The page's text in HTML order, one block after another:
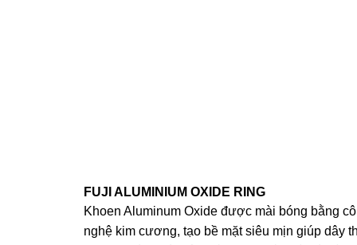
FUJI ALUMINIUM OXIDE RING
Khoen Aluminum Oxide được mài bóng bằng
nghệ kim cương, tạo bề mặt siêu mịn giúp dây